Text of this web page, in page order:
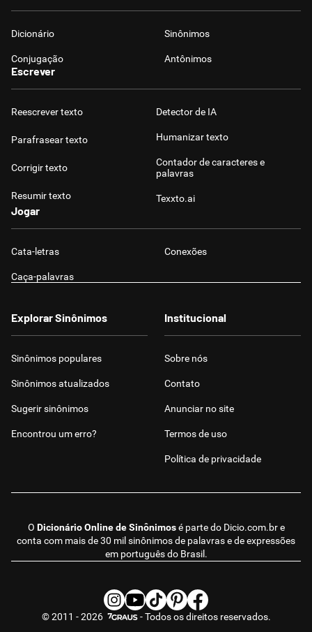
Dicionário Sinônimos
Conjugação Antônimos
Escrever
Reescrever texto
Parafrasear texto
Corrigir texto
Resumir texto
Detector de IA
Humanizar texto
Contador de caracteres e
palavras
Texxto.ai
Jogar
Cata-letras Conexões
Caça-palavras
O Dicionário Online de Sinônimosé parte do Dicio.com.bre
conta com mais de 30 mil sinônimos de palavras e de expressões
em português do Brasil.
Explorar Sinônimos
Sinônimos populares
Sinônimos atualizados
Sugerir sinônimos
Encontrou um erro?
Institucional
Sobre nós
Contato
Anunciar no site
Termos de uso
Política de privacidade
© 2011 - 2026 - Todos os direitos reservados.